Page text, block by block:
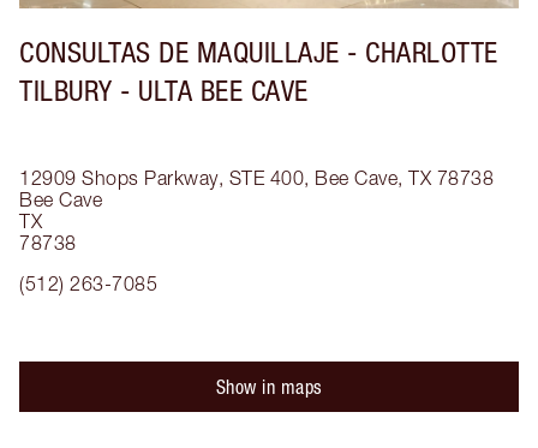
CONSULTAS DE MAQUILLAJE - CHARLOTTE
TILBURY - ULTA BEE CAVE
12909 Shops Parkway, STE 400, Bee Cave, TX 78738
Bee Cave
TX
78738
(512) 263-7085
Show in maps